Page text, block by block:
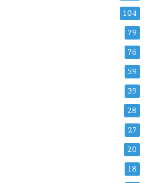
104
79
76
59
39
28
27
20
18